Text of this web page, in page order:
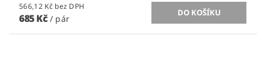
566,12 Kč bez DPH
685 Kč / pár